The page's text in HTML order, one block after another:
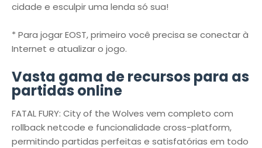
cidade e esculpir uma lenda só sua!
* Para jogar EOST, primeiro você precisa se conectar à
Internet e atualizar o jogo.
Vasta gama de recursos para as
partidas online
FATAL FURY: City of the Wolves vem completo com
rollback netcode e funcionalidade cross-platform,
permitindo partidas perfeitas e satisfatórias em todo